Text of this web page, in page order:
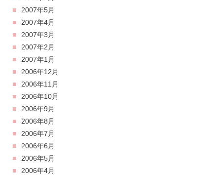
2007年5月
2007年4月
2007年3月
2007年2月
2007年1月
2006年12月
2006年11月
2006年10月
2006年9月
2006年8月
2006年7月
2006年6月
2006年5月
2006年4月